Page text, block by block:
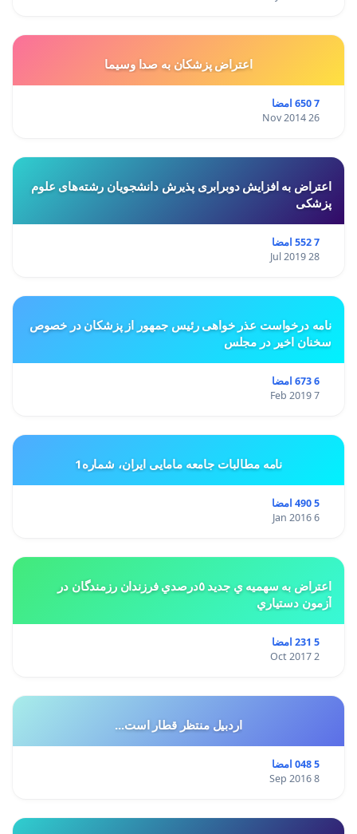
اعتراض پزشكان به صدا وسيما
7 650 امضا
26 Nov 2014
اعتراض به افزایش دوبرابری پذیرش دانشجویان رشته‌های علوم
پزشکی
7 552 امضا
28 Jul 2019
نامه درخواست عذر خواهی رئیس جمهور از پزشکان در خصوص
سخنان اخیر در مجلس
6 673 امضا
7 Feb 2019
نامه مطالبات جامعه مامایی ایران، شماره1
5 490 امضا
6 Jan 2016
اعتراض به سهميه ي جديد ٥درصدي فرزندان رزمندگان در
آزمون دستياري
5 231 امضا
2 Oct 2017
اردبیل منتظر قطار است...
5 048 امضا
8 Sep 2016